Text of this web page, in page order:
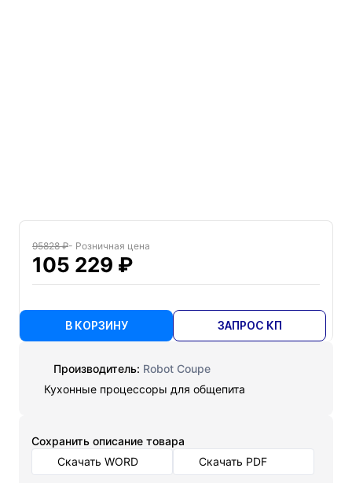
95828 ₽- Розничная цена
105 229 ₽
В КОРЗИНУ ЗАПРОС КП
Производитель: Robot Coupe
Кухонные процессоры для общепита
Cохранить описание товара
Скачать WORD
Скачать PDF